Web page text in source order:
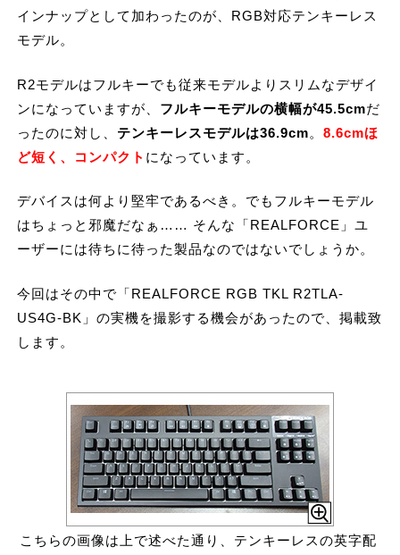
インナップとして加わったのが、RGB対応テンキーレス
モデル。
R2モデルはフルキーでも従来モデルよりスリムなデザイ
ンになっていますが、 フルキーモデルの横幅が45.5cmだ
ったのに対し、 テンキーレスモデルは36.9cm。8.6cmほ
ど短く、コンパクト になっています。
デバイスは何より堅牢であるべき。でもフルキーモデル
はちょっと邪魔だなぁ…… そんな「REALFORCE」ユ
ーザーには待ちに待った製品なのではないでしょうか。
今回はその中で「REALFORCE RGB TKL R2TLA-
US4G-BK」の実機を撮影する機会があったので、掲載致
します。
こちらの画像は上で述べた通り、テンキーレスの英字配